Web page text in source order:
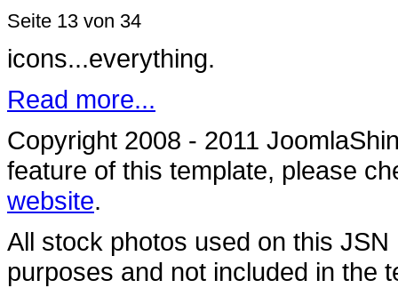
Seite 13 von 34
icons...everything.
Read more...
Copyright 2008 - 2011
feature of this template, please
website.
All stock photos used on this
purposes and not included in the